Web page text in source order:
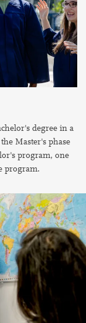
degree in a
Master's phase
program, one
program.